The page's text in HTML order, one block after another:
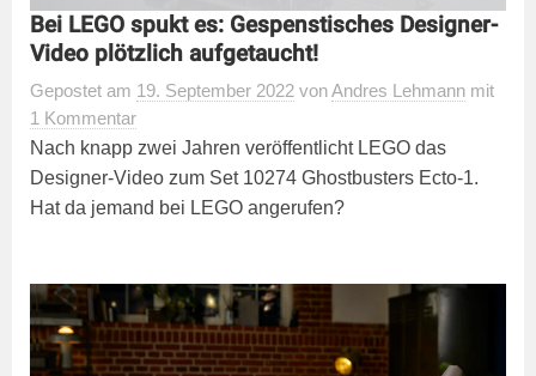
Bei LEGO spukt es: Gespenstisches Designer-
Video plötzlich aufgetaucht!
Gepostet am 19. September 2022 vonAndres Lehmann mit
1 Kommentar
Nach knapp zwei Jahren veröffentlicht LEGO das
Designer-Video zum Set 10274 Ghostbusters Ecto-1.
Hat da jemand bei LEGO angerufen?